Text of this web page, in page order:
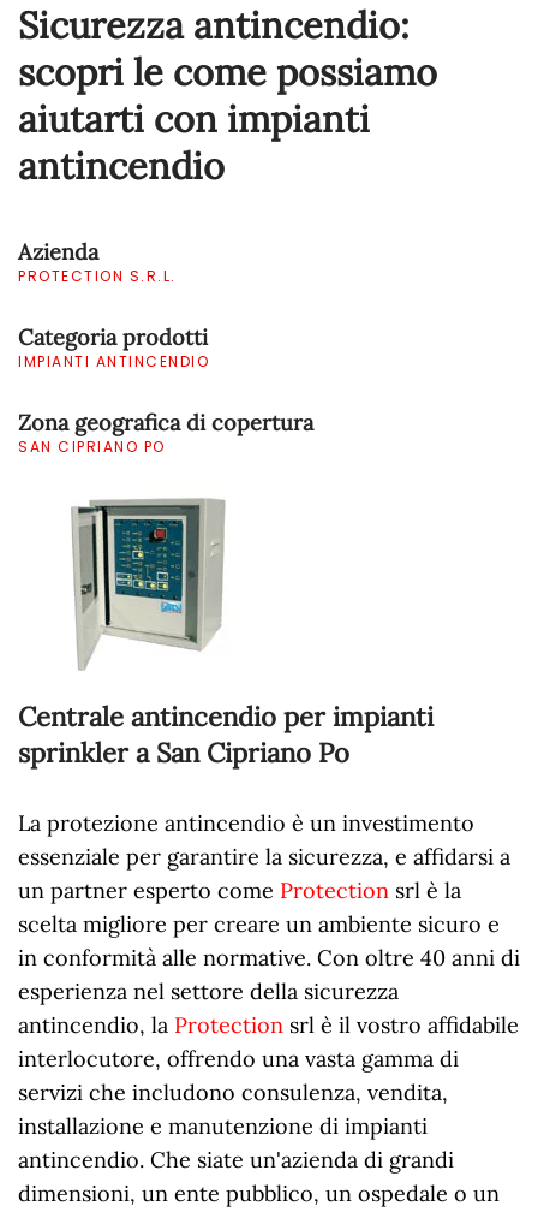
Sicurezza antincendio:
scopri le come possiamo
aiutarti con impianti
antincendio
Azienda
PROTECTION S.R.L.
Categoria prodotti
IMPIANTI ANTINCENDIO
Zona geografica di copertura
SAN CIPRIANO PO
Centrale antincendio per impianti
sprinkler a San Cipriano Po
La protezione antincendio è un investimento
essenziale per garantire la sicurezza, e affidarsi a
un partner esperto come Protection srl è la
scelta migliore per creare un ambiente sicuro e
in conformità alle normative. Con oltre 40 anni di
esperienza nel settore della sicurezza
antincendio, la Protection srl è il vostro affidabile
interlocutore, offrendo una vasta gamma di
servizi che includono consulenza, vendita,
installazione e manutenzione di impianti
antincendio. Che siate un'azienda di grandi
dimensioni, un ente pubblico, un ospedale o un